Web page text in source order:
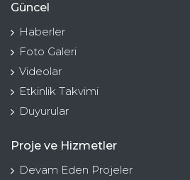
Güncel
Haberler
Foto Galeri
Videolar
Etkinlik Takvimi
Duyurular
Proje ve Hizmetler
Devam Eden Projeler